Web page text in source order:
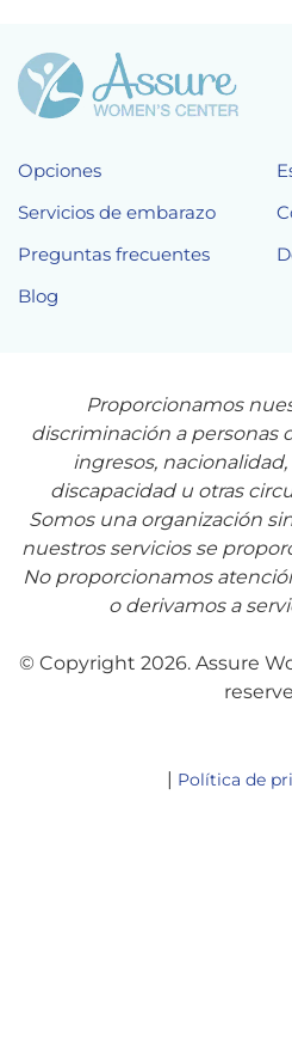
Opciones
Servicios de embarazo
Preguntas frecuentes
Blog
Proporcionamos
discriminación a personas
ingresos,
discapacidad u otras
Somos una organización
nuestros servicios se
No proporcionamos
o derivamos a
© Copyright 2026. Assure
| Política de